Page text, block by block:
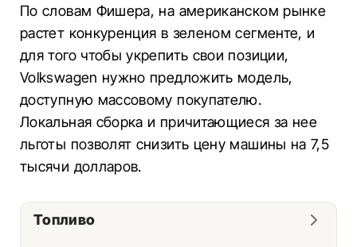
По словам Фишера, на американском рынке
растет конкуренция в зеленом сегменте, и
для того чтобы укрепить свои позиции,
Volkswagen нужно предложить модель,
доступную массовому покупателю.
Локальная сборка и причитающиеся за нее
льготы позволят снизить цену машины на 7,5
тысячи долларов.
Топливо